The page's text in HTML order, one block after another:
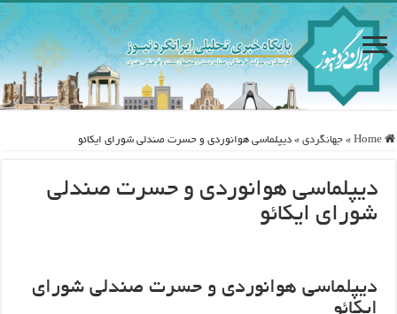
Home
» جهانگردی » دیپلماسی هوانوردی و حسرت صندلی شورای ایکائو
دیپلماسی هوانوردی و حسرت صندلی
شورای ایکائو
دیپلماسی هوانوردی و حسرت صندلی شورای